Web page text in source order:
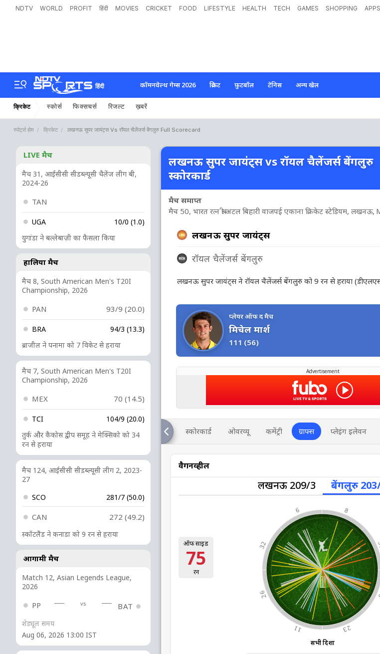
NDTV WORLD PROFIT हिंदी MOVIES CRICKET FOOD LIFESTYLE HEALTH TECH GAMES SHOPPING APPS
हिंदी कॉमनवेल्थ गेम्स 2026 क्रिकेट फ़ुटबॉल टेनिस अन्य खेल
क्रिकेट स्कोर्स फिक्सचर्स रिजल्ट ख़बरें
स्पोर्ट्स होम क्रिकेट लखनऊ सुपर जायंट्स Vs रॉयल चैलेंजर्स बेंगलुरु Full Scorecard
LIVE मैच
मैच 31, आईसीसी सीडब्ल्यूसी चैलेंज लीग बी,
2024-26
TAN
UGA
10/0 (1.0)
युगांडा ने बल्लेबाज़ी का फैसला किया
हालिया मैच
मैच 8, South American Men's T20I
Championship, 2026
PAN 93/9 (20.0)
BRA
94/3 (13.3)
ब्राजील ने पनामा को 7 विकेट से हराया
मैच 7, South American Men's T20I
Championship, 2026
MEX 70 (14.5)
TCI
104/9 (20.0)
तुर्क और कैकोस द्वीप समूह ने मेक्सिको को 34
रन से हराया
मैच 124, आईसीसी सीडब्ल्यूसी लीग 2, 2023-
27
SCO
281/7 (50.0)
CAN 272 (49.2)
स्कॉटलैंड ने कनाडा को 9 रन से हराया
आगामी मैच
Match 12, Asian Legends League,
2026
PP vs BAT
शेड्यूल समय
Aug 06, 2026 13:00 IST
लखनऊ सुपर जायंट्स vs रॉयल चैलेंजर्स बेंगलुरु
स्कोरकार्ड
मैच समाप्त
मैच 50, भारत रत्न श्री अटल बिहारी वाजपई एकाना क्रिकेट स्टेडियम, लखनऊ,
लखनऊ सुपर जायंट्स
रॉयल चैलेंजर्स बेंगलुरु
लखनऊ सुपर जायंट्स ने रॉयल चैलेंजर्स बेंगलुरु को 9 रन से हराया
प्लेयर ऑफ द मैच
मिचेल मार्श
111 (56)
Advertisement
स्कोरकार्ड ओवरव्यू कमेंट्री ग्राफ्स प्लेइंग इलेवन
वैगनव्हील
लखनऊ 209/3 बेंगलुरु
8
6
32
26
11 23
ऑफ साइड
75
रन
सभी दिशा